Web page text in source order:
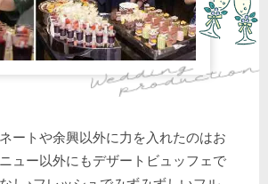
ートや余興以外に力を入れたのはお
ュー以外にもデザートビュッフェで